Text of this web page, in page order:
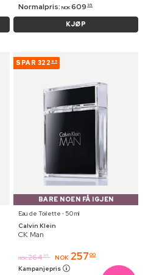
Normalpris: NOK 609 95
KJØP
SPAR 322 95
BARE NOEN FÅ IGJEN
Eau de Toilette ⋅ 50 ml
Calvin Klein
CK Man
NOK 264 95 NOK 257 00
Kampanjepris